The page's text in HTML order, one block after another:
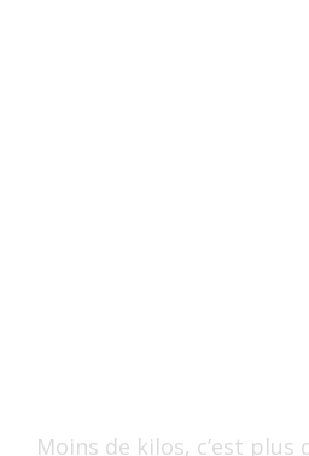
Moins de kilos, c’est plus